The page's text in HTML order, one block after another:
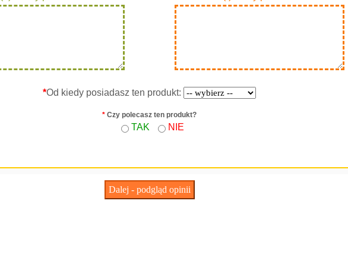
*Od kiedy posiadasz ten produkt:
* Czy polecasz ten produkt?
TAK NIE